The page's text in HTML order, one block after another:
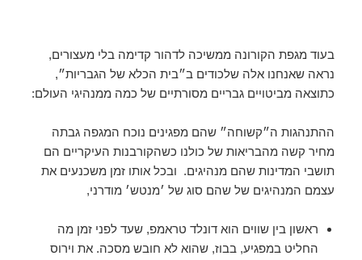
בעוד מגפת הקורונה ממשיכה לדהור קדימה בלי מעצורים,
נראה שאנחנו אלה שלכודים ב״בית הכלא של הגבריות״,
כתוצאה מביטויים גבריים מסורתיים של כמה ממנהיגי העולם:
ההתנהגות ה״קשוחה״ שהם מפגינים נוכח המגפה גבתה
מחיר קשה מהבריאות של כולנו כשהקורבנות העיקריים הם
תושבי המדינות שהם מנהיגים. ובכל אותו זמן משכנעים את
עצמם המנהיגים של שהם סוג של ׳מנטש׳ מודרני,
ראשון בין שווים הוא דונלד טראמפ, שעד לפני זמן מה
החליט במפגיע, בבוז, שהוא לא חובש מסכה. את וירוס